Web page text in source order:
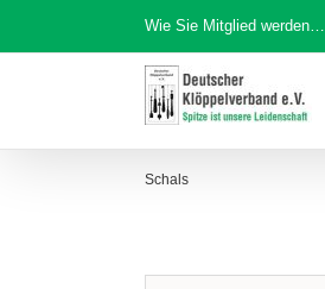
Inhalt
Wie Sie Mitglied werden…
Schals